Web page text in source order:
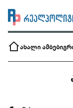
ახალი ამბები